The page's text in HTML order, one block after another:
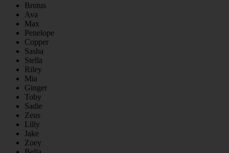
Brutus
Ava
Max
Penelope
Copper
Sasha
Stella
Riley
Mia
Ginger
Toby
Sadie
Zeus
Lilly
Jake
Zoey